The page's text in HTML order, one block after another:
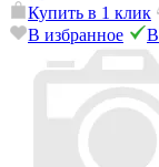
Купить в 1 клик
В избранное